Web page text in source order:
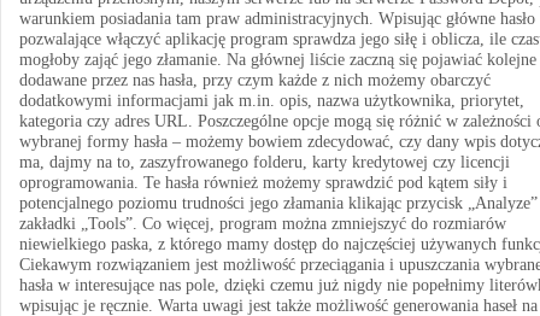
warunkiem posiadania tam praw administracyjnych. Wpisując główne hasło
pozwalające włączyć aplikację program sprawdza jego siłę i oblicza, ile
mogłoby zająć jego złamanie. Na głównej liście zaczną się pojawiać kolejne
dodawane przez nas hasła, przy czym każde z nich możemy obarczyć
dodatkowymi informacjami jak m.in. opis, nazwa użytkownika, priorytet,
kategoria czy adres URL. Poszczególne opcje mogą się różnić w zależności
wybranej formy hasła – możemy bowiem zdecydować, czy dany wpis
ma, dajmy na to, zaszyfrowanego folderu, karty kredytowej czy licencji
oprogramowania. Te hasła również możemy sprawdzić pod kątem siły i
potencjalnego poziomu trudności jego złamania klikając przycisk
zakładki „Tools”. Co więcej, program można zmniejszyć do rozmiarów
niewielkiego paska, z którego mamy dostęp do najczęściej używanych
Ciekawym rozwiązaniem jest możliwość przeciągania i upuszczania
hasła w interesujące nas pole, dzięki czemu już nigdy nie popełnimy
wpisując je ręcznie. Warta uwagi jest także możliwość generowania haseł na